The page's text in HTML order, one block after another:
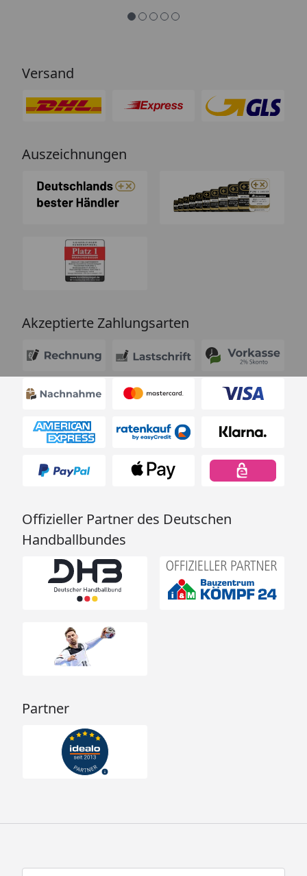
Versand
Auszeichnungen
Akzeptierte Zahlungsarten
Offizieller Partner des Deutschen
Handballbundes
Partner